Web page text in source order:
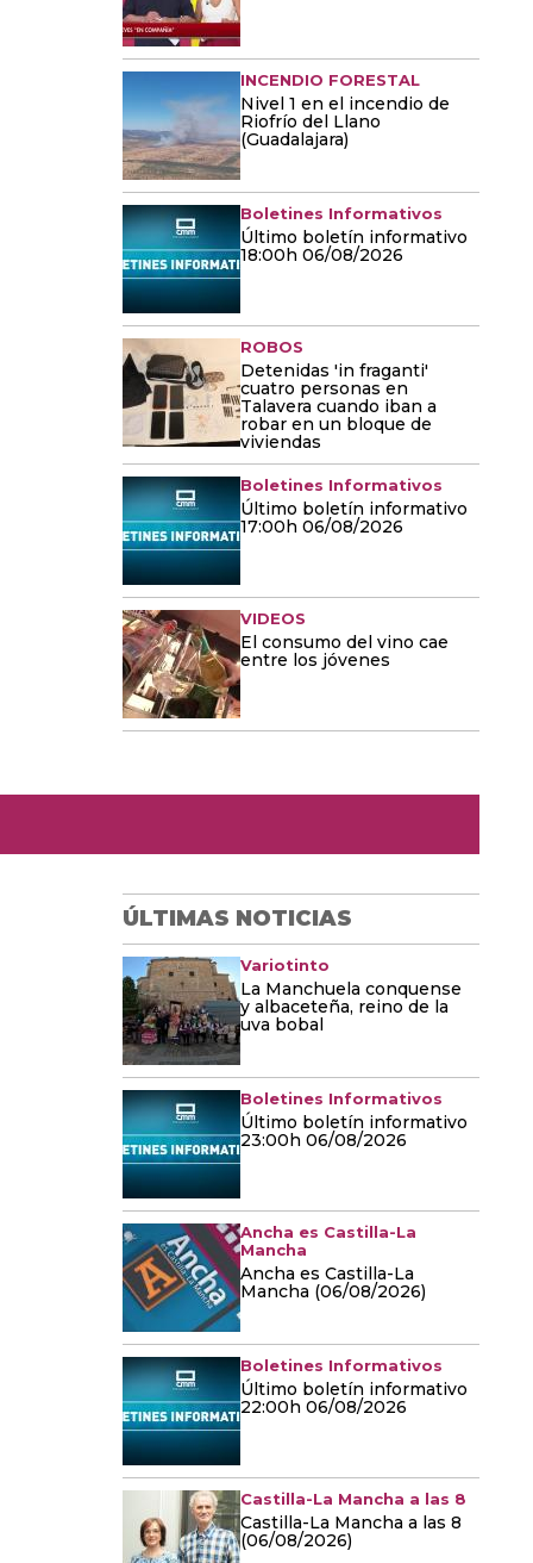
INCENDIO FORESTAL
Nivel 1 en el incendio de
Riofrío del Llano
(Guadalajara)
Boletines Informativos
Último boletín informativo
18:00h 06/08/2026
ROBOS
Detenidas 'in fraganti'
cuatro personas en
Talavera cuando iban a
robar en un bloque de
viviendas
Boletines Informativos
Último boletín informativo
17:00h 06/08/2026
VIDEOS
El consumo del vino cae
entre los jóvenes
ÚLTIMAS NOTICIAS
Variotinto
La Manchuela conquense
y albaceteña, reino de la
uva bobal
Boletines Informativos
Último boletín informativo
23:00h 06/08/2026
Ancha es Castilla-La
Mancha
Ancha es Castilla-La
Mancha (06/08/2026)
Boletines Informativos
Último boletín informativo
22:00h 06/08/2026
Castilla-La Mancha a las 8
Castilla-La Mancha a las 8
(06/08/2026)